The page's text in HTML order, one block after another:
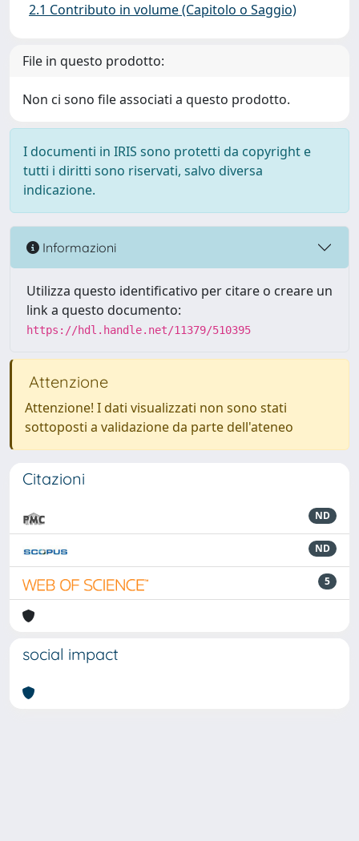
2.1 Contributo in volume (Capitolo o Saggio)
File in questo prodotto:
Non ci sono file associati a questo prodotto.
I documenti in IRIS sono protetti da copyright e
tutti i diritti sono riservati, salvo diversa
indicazione.
Informazioni
Utilizza questo identificativo per citare o creare un
link a questo documento:
https://hdl.handle.net/11379/510395
Attenzione
Attenzione! I dati visualizzati non sono stati
sottoposti a validazione da parte dell'ateneo
Citazioni
ND
ND
5
social impact